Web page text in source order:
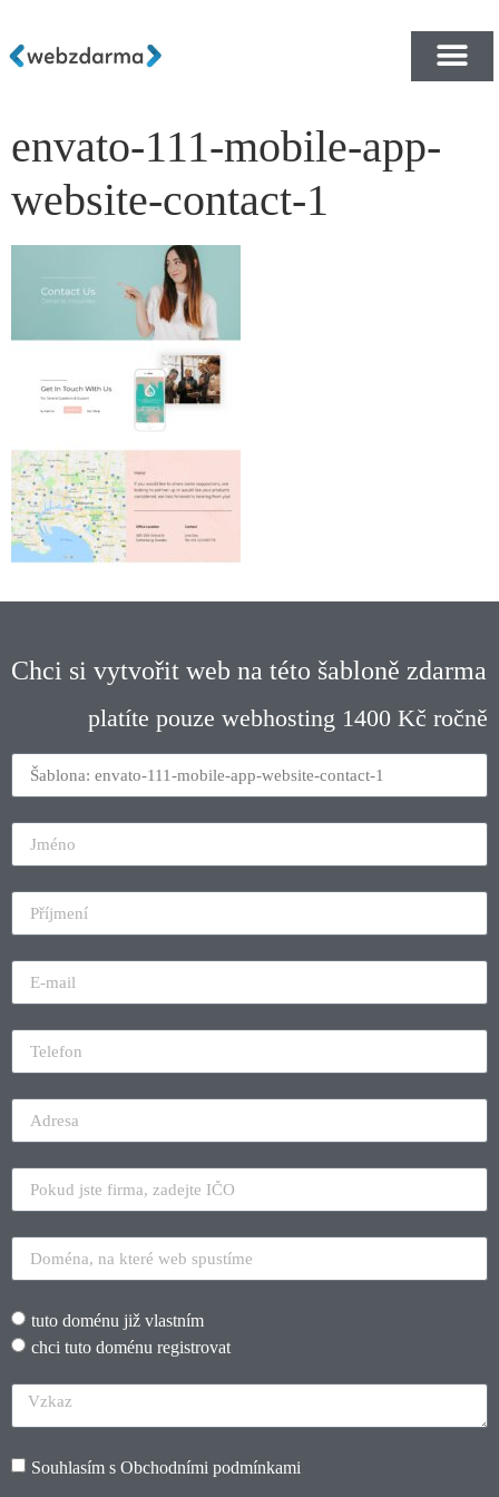
envato-111-mobile-app-
website-contact-1
Chci si vytvořit web na této šabloně zdarma
platíte pouze webhosting 1400 Kč ročně
tuto doménu již vlastním
chci tuto doménu registrovat
Souhlasím s Obchodními podmínkami